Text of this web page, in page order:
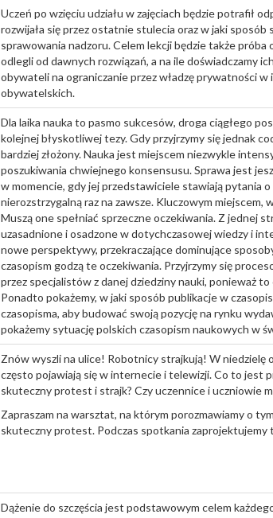
Uczeń po wzięciu udziału w zajęciach będzie potrafił
rozwijała się przez ostatnie stulecia oraz w jaki
sprawowania nadzoru. Celem lekcji będzie także
odlegli od dawnych rozwiązań, a na ile doświadczamy
obywateli na ograniczanie przez władzę prywatności
obywatelskich.
Dla laika nauka to pasmo sukcesów, droga ciągłego
kolejnej błyskotliwej tezy. Gdy przyjrzymy się jednak
bardziej złożony. Nauka jest miejscem niezwykle
poszukiwania chwiejnego konsensusu. Sprawa jest
w momencie, gdy jej przedstawiciele stawiają pytania
nierozstrzygalną raz na zawsze. Kluczowym miejscem,
Muszą one spełniać sprzeczne oczekiwania. Z jednej
uzasadnione i osadzone w dotychczasowej wiedzy i
nowe perspektywy, przekraczające dominujące
czasopism godzą te oczekiwania. Przyjrzymy się
przez specjalistów z danej dziedziny nauki, ponieważ
Ponadto pokażemy, w jaki sposób publikacje w
czasopisma, aby budować swoją pozycję na rynku
pokażemy sytuację polskich czasopism naukowych w
Znów wyszli na ulice! Robotnicy strajkują! W
często pojawiają się w internecie i telewizji. Co to jest
skuteczny protest i strajk? Czy uczennice i uczniowie
Zapraszam na warsztat, na którym porozmawiamy o
skuteczny protest. Podczas spotkania
Dążenie do szczęścia jest podstawowym celem